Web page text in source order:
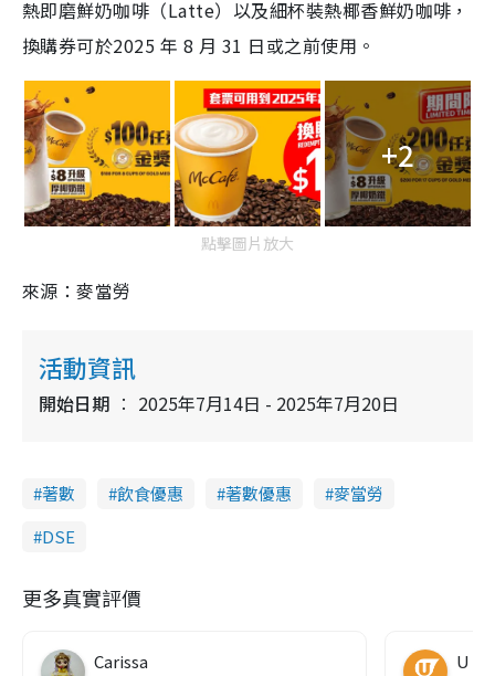
熱即磨鮮奶咖啡（Latte）以及細杯裝熱椰香鮮奶咖啡，
換購券可於2025 年 8 月 31 日或之前使用。
+2
點擊圖片放大
來源：麥當勞
活動資訊
開始日期 2025年7月14日 - 2025年7月20日
著數 飲食優惠 著數優惠
麥當勞
DSE
更多真實評價
Carissa U